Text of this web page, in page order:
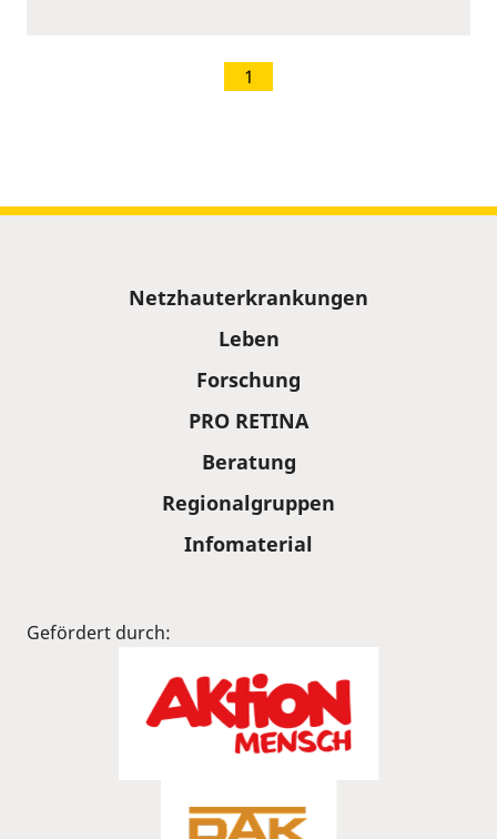
1
Netzhauterkrankungen
Leben
Forschung
PRO RETINA
Beratung
Regionalgruppen
Infomaterial
Gefördert durch: